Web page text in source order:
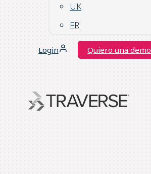
UK
FR
Login Quiero una demo